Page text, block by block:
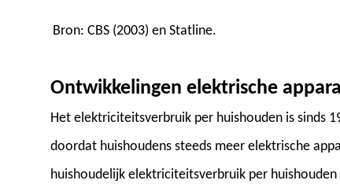
Bron: CBS (2003) en Statline.
Ontwikkelingen elektrische
Het elektriciteitsverbruik per huishouden is sinds
doordat huishoudens steeds meer elektrische
huishoudelijk elektriciteitsverbruik per